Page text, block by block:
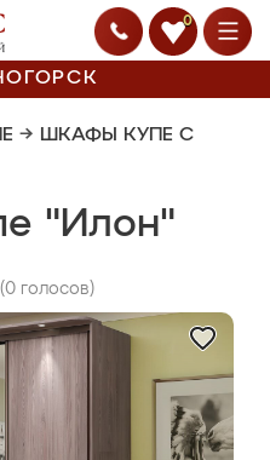
0
→ ШКАФЫ КУПЕ С
"Илон"
(0 голосов)